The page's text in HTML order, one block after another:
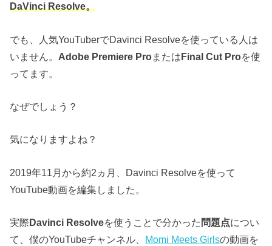
DaVinci Resolve。
でも、人気YouTuberでDavinci Resolveを使っている人は
いません。 Adobe Premiere ProまたはFinal Cut Proを使
ってます。
なぜでしょう？
気になりますよね？
2019年11月から約2ヵ月、Davinci Resolveを使って
YouTube動画を編集しました。
実際Davinci Resolveを使うことで分かった 問題点につい
て、僕のYouTubeチャンネル、 Momi Meets Girlsの動画を